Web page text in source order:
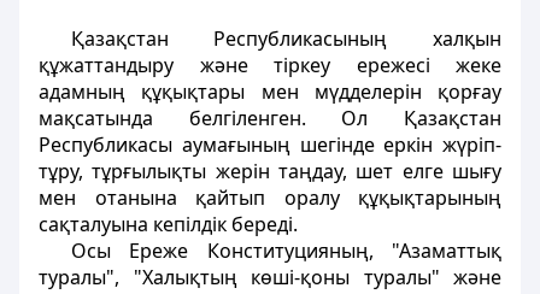
Қазақстан Республикасының халқын
құжаттандыру және тіркеу ережесі жеке
адамның құқықтары мен мүдделерін қорғау
мақсатында белгіленген. Ол Қазақстан
Республикасы аумағының шегінде еркін жүріп-
тұру, тұрғылықты жерін таңдау, шет елге шығу
мен отанына қайтып оралу құқықтарының
сақталуына кепілдік береді.
Осы Ереже Конституцияның, "Азаматтық
туралы", "Халықтың көші-қоны туралы" және